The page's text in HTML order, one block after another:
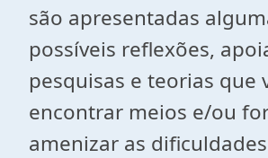
são apresentadas
possíveis reflexões,
pesquisas e teorias que
encontrar meios e/ou
amenizar as